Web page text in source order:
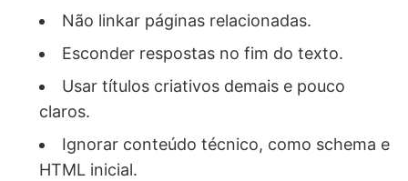
Não linkar páginas relacionadas.
Esconder respostas no fim do texto.
Usar títulos criativos demais e pouco
claros.
Ignorar conteúdo técnico, como schema e
HTML inicial.